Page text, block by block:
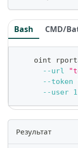
Bash CMD/
oint
--url
--token
--user 1
Результат